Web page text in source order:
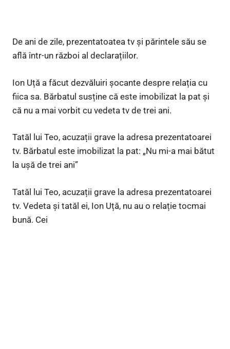
De ani de zile, prezentatoatea tv și părintele său se
află într-un război al declarațiilor.
Ion Uță a făcut dezvăluiri șocante despre relația cu
fiica sa. Bărbatul susține că este imobilizat la pat și
că nu a mai vorbit cu vedeta tv de trei ani.
Tatăl lui Teo, acuzații grave la adresa prezentatoarei
tv. Bărbatul este imobilizat la pat: „Nu mi-a mai bătut
la ușă de trei ani”
Tatăl lui Teo, acuzații grave la adresa prezentatoarei
tv. Vedeta și tatăl ei, Ion Uță, nu au o relație tocmai
bună. Cei